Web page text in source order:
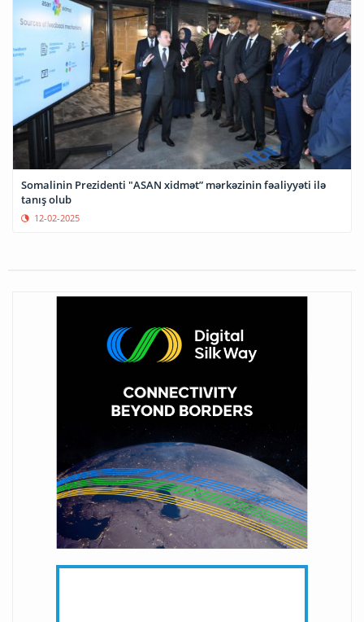
Somalinin Prezidenti "ASAN xidmət” mərkəzinin fəaliyyəti ilə
tanış olub
12-02-2025